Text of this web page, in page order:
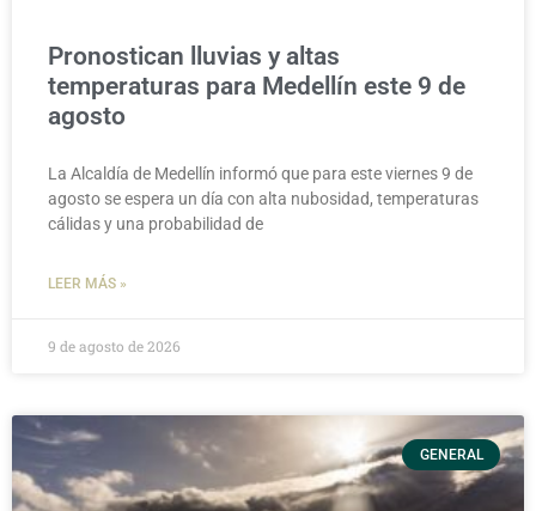
Pronostican lluvias y altas
temperaturas para Medellín este 9 de
agosto
La Alcaldía de Medellín informó que para este viernes 9 de
agosto se espera un día con alta nubosidad, temperaturas
cálidas y una probabilidad de
LEER MÁS »
9 de agosto de 2026
GENERAL